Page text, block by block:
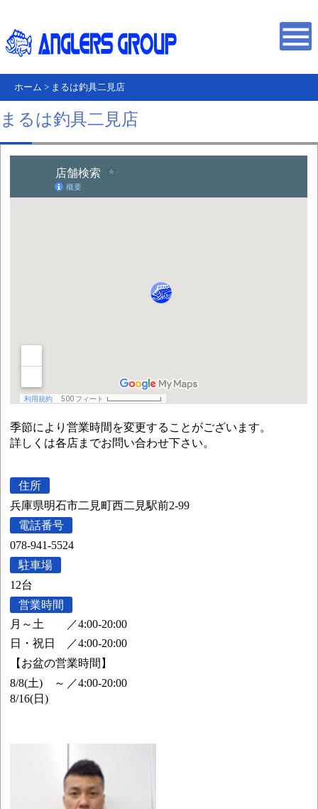
ホーム > まるは釣具二見店
まるは釣具二見店
季節により営業時間を変更することがございます。
詳しくは各店までお問い合わせ下さい。
住所
兵庫県明石市二見町西二見駅前2-99
電話番号
078-941-5524
駐車場
12台
営業時間
月～土
／4:00-20:00
日・祝日
／4:00-20:00
【お盆の営業時間】
8/8(土) ～
8/16(日)
／4:00-20:00